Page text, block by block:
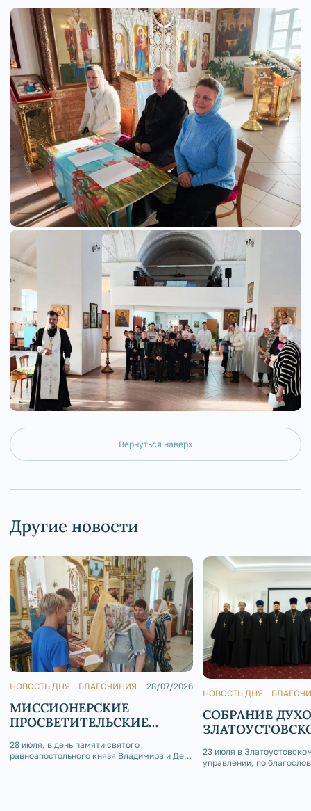
Вернуться наверх
Другие новости
НОВОСТЬ ДНЯ БЛАГОЧИНИЯ 28/07/2026
МИССИОНЕРСКИЕ
ПРОСВЕТИТЕЛЬСКИЕ
РУСИ В АШИНСКОМ
БЛАГОЧИНИИ
28 июля, в день памяти святого
равноапостольного князя Владимира и День
НОВОСТЬ ДНЯ
СОБРАНИЕ
23 июля в
управлении, по